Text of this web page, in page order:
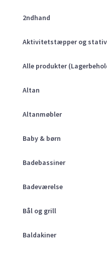
2ndhand
Aktivitetstæpper og
Alle produkter
Altan
Altanmøbler
Baby & børn
Badebassiner
Badeværelse
Bål og grill
Baldakiner